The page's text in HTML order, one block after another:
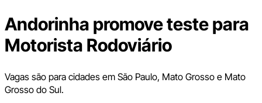
Andorinha promove teste para
Motorista Rodoviário
Vagas são para cidades em São Paulo, Mato Grosso e Mato
Grosso do Sul.